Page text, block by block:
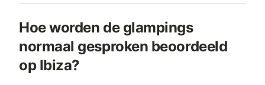
Hoe worden de glampings
normaal gesproken beoordeeld
op Ibiza?